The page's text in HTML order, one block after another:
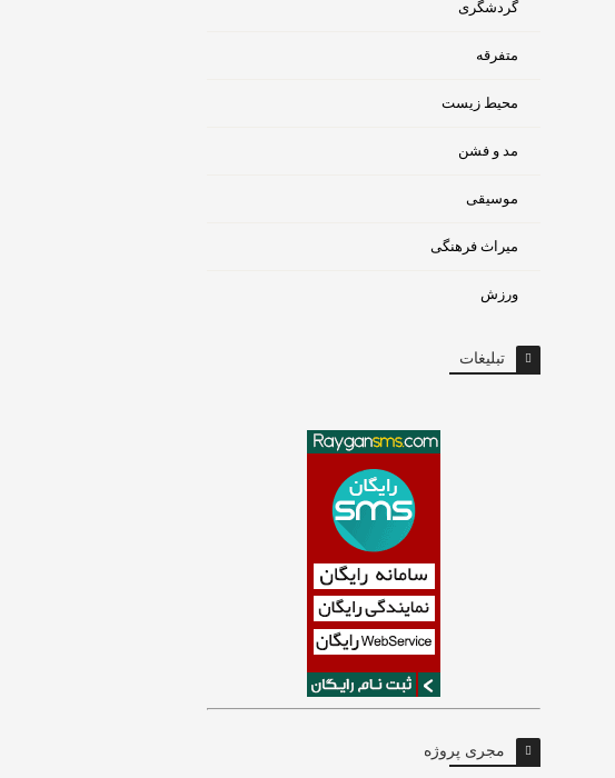
گردشگری
متفرقه
محیط زیست
مد و فشن
موسیقی
میراث فرهنگی
ورزش
تبلیغات
مجری پروژه